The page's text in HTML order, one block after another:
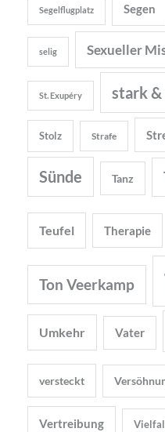
Segelflugplatz Segen
selig Sexueller
St. Exupéry stark &
Stolz Strafe
Sünde Tanz
Teufel Therapie
Ton Veerkamp
Umkehr Vater
versteckt
Vertreibung